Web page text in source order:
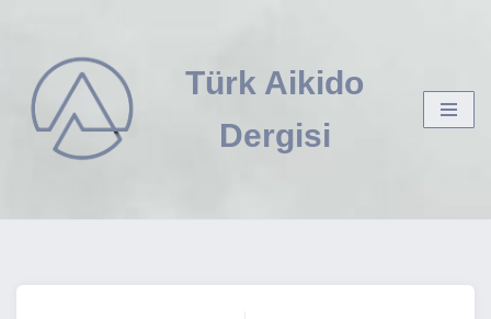
İçeriğe
geç
Türk Aikido
Dergisi